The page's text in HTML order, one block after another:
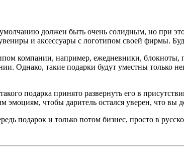
должен быть очень солидным, но при
и аксессуары с логотипом своей фирмы.
компании, например, ежедневники,
Однако, такие подарки будут уместны только
подарка принято развернуть его в
чтобы даритель остался уверен, что вы
подарок и только потом бизнес, просто в